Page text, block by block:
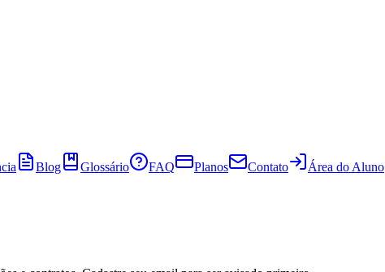
Blog Glossário FAQ Planos Contato Área do Aluno